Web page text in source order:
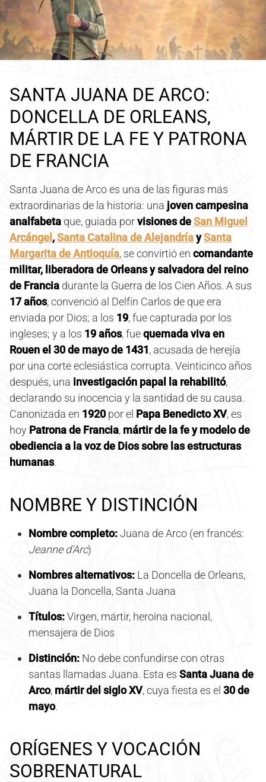
SANTA JUANA DE ARCO:
DONCELLA DE ORLEANS,
MÁRTIR DE LA FE Y PATRONA
DE FRANCIA
Santa Juana de Arco es una de las figuras más
extraordinarias de la historia: una joven campesina
analfabeta que, guiada porvisiones deSan Miguel
Arcángel,Santa Catalina de AlejandríaySanta
Margarita de Antioquía, se convirtió en comandante
militar, liberadora de Orleans y salvadora del reino
de Francia durante la Guerra de los Cien Años. A sus
17 años, convenció al Delfín Carlos de que era
enviada por Dios; a los 19, fue capturada por los
ingleses; y a los 19 años, fuequemada viva en
Rouen el 30 de mayo de 1431, acusada de herejía
por una corte eclesiástica corrupta. Veinticinco años
después, una investigación papal la rehabilitó,
declarando su inocencia y la santidad de su causa.
Canonizada en 1920 por el Papa Benedicto XV, es
hoy Patrona de Francia, mártir de la fe y modelo de
obediencia a la voz de Dios sobre las estructuras
humanas.
NOMBRE Y DISTINCIÓN
Nombre completo:Juana de Arco (en francés:
Jeanne d’Arc)
Nombres alternativos: La Doncella de Orleans,
Juana la Doncella, Santa Juana
Títulos:Virgen, mártir, heroína nacional,
mensajera de Dios
Distinción: No debe confundirse con otras
santas llamadas Juana. Esta es Santa Juana de
Arco, mártir del siglo XV, cuya fiesta es el 30 de
mayo.
ORÍGENES Y VOCACIÓN
SOBRENATURAL